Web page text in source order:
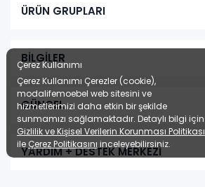
ÜRÜN GRUPLARI
BİLGİLER
GÜNCEL
YARDIM + DESTEK MERKEZİ
Çerez Kullanımı
Çerez Kullanımı Çerezler (cookie),
modalifemoebel web sitesini ve
hizmetlerimizi daha etkin bir şekilde
sunmamızı sağlamaktadır. Detaylı bilgi için
Gizlilik ve Kişisel Verilerin Korunması Politikası
ile Çerez Politikasını inceleyebilirsiniz.